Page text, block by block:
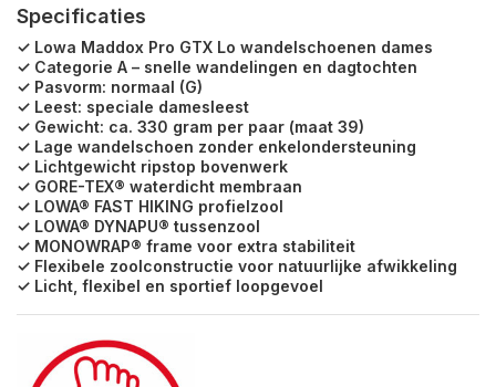
Specificaties
✓ Lowa Maddox Pro GTX Lo wandelschoenen dames
✓ Categorie A – snelle wandelingen en dagtochten
✓ Pasvorm: normaal (G)
✓ Leest: speciale damesleest
✓ Gewicht: ca. 330 gram per paar (maat 39)
✓ Lage wandelschoen zonder enkelondersteuning
✓ Lichtgewicht ripstop bovenwerk
✓ GORE-TEX® waterdicht membraan
✓ LOWA® FAST HIKING profielzool
✓ LOWA® DYNAPU® tussenzool
✓ MONOWRAP® frame voor extra stabiliteit
✓ Flexibele zoolconstructie voor natuurlijke afwikkeling
✓ Licht, flexibel en sportief loopgevoel